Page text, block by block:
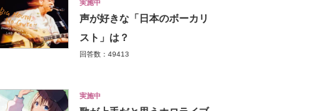
実施中
声が好きな「日本のボーカリ
スト」は？
回答数：49413
実施中